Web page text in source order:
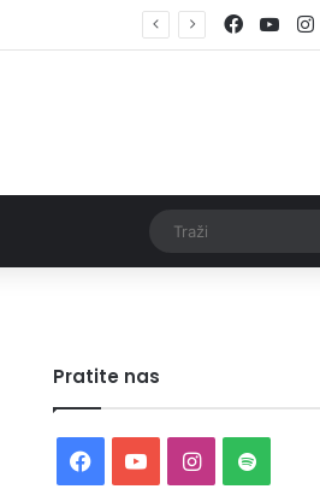
Facebook
Pratite nas
Facebook
YouTubeInstagram
Spotify